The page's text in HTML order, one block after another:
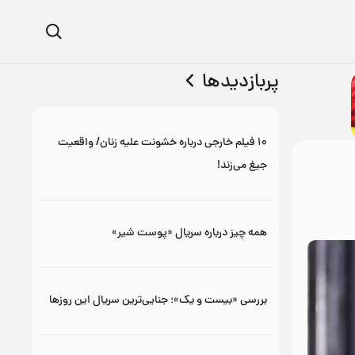
پربازدیدها
۱۰ فیلم خارجی درباره خشونت علیه زنان/ واقعیت
جیغ می‌زند!
همه چیز درباره سریال «پوست شیر»
بررسی «بیست و یک»؛ جنایی‌ترین سریال این روزها